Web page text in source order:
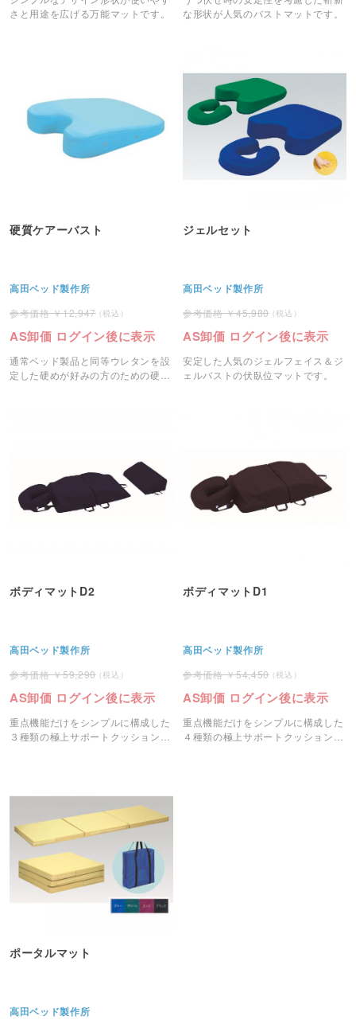
さと用途を広げる万能マットです。
な形状が人気のバストマットです。
硬質ケアーバスト
高田ベッド製作所
12,947
AS卸価 ログイン後に表示
通常ベッド製品と同等ウレタンを設
定した硬めが好みの方のための硬質
ジェルセット
高田ベッド製作所
45,980
AS卸価 ログイン後に表示
安定した人気のジェルフェイス＆ジ
ェルバストの伏臥位マットです。
ボディマットD2
高田ベッド製作所
59,290
AS卸価 ログイン後に表示
重点機能だけをシンプルに構成した
３種類の極上サポートクッションで
ボディマットD1
高田ベッド製作所
54,450
AS卸価 ログイン後に表示
重点機能だけをシンプルに構成した
４種類の極上サポートクッションで
ポータルマット
高田ベッド製作所